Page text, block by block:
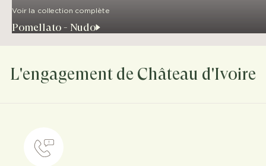
Voir la collection complète
Pomellato - Nudo
L'engagement de Château d'Ivoire